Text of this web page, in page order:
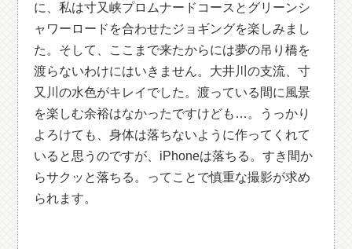
に、私は寸又峡プロムナードコースとグリーンシ
ャワーロードを合わせたジョギングを楽しみまし
た。そして、ここまで来たからには夢の吊り橋を
渡らないわけにはいきません。大井川の支流、寸
又川の水色がキレイでした。渡っている間に風景
を楽しむ余裕はなかったですけども…。うっかり
よろけても、身体は落ちないように作ってくれて
いると思うのですが、iPhoneは落ちる。すき間か
らサクッと落ちる。ってことで慎重な撮影が求め
られます。